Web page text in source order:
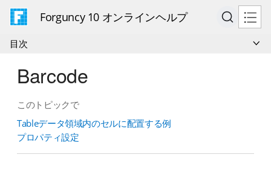
Forguncy 10 オンラインヘルプ
目次
Barcode
このトピックで
Tableデータ領域内のセルに配置する例
プロパティ設定